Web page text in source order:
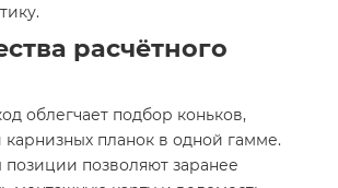
расчётного
облегчает подбор коньков,
планок в одной гамме.
позволяют заранее